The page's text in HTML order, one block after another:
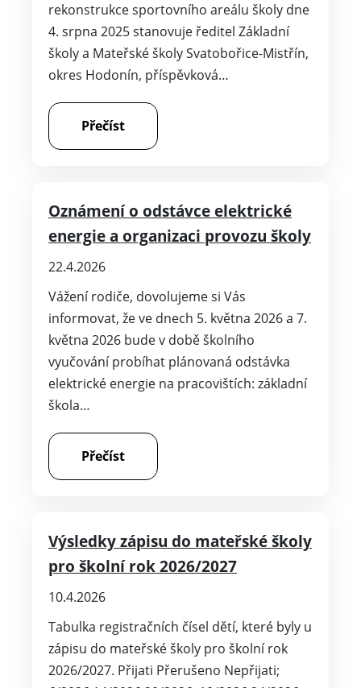
rekonstrukce sportovního areálu školy dne
4. srpna 2025 stanovuje ředitel Základní
školy a Mateřské školy Svatobořice-Mistřín,
okres Hodonín, příspěvková…
Přečíst
Oznámení o odstávce elektrické
energie a organizaci provozu školy
22.4.2026
Vážení rodiče, dovolujeme si Vás
informovat, že ve dnech 5. května 2026 a 7.
května 2026 bude v době školního
vyučování probíhat plánovaná odstávka
elektrické energie na pracovištích: základní
škola…
Přečíst
Výsledky zápisu do mateřské školy
pro školní rok 2026/2027
10.4.2026
Tabulka registračních čísel dětí, které byly u
zápisu do mateřské školy pro školní rok
2026/2027. Přijati Přerušeno Nepřijati;